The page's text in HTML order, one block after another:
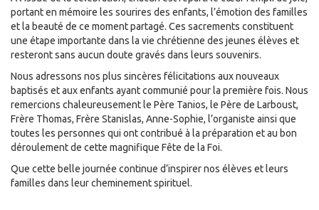
portant en mémoire les sourires des enfants, l’émotion des familles
et la beauté de ce moment partagé. Ces sacrements constituent
une étape importante dans la vie chrétienne des jeunes élèves et
resteront sans aucun doute gravés dans leurs souvenirs.
Nous adressons nos plus sincères félicitations aux nouveaux
baptisés et aux enfants ayant communié pour la première fois. Nous
remercions chaleureusement le Père Tanios, le Père de Larboust,
Frère Thomas, Frère Stanislas, Anne-Sophie, l’organiste ainsi que
toutes les personnes qui ont contribué à la préparation et au bon
déroulement de cette magnifique Fête de la Foi.
Que cette belle journée continue d’inspirer nos élèves et leurs
familles dans leur cheminement spirituel.